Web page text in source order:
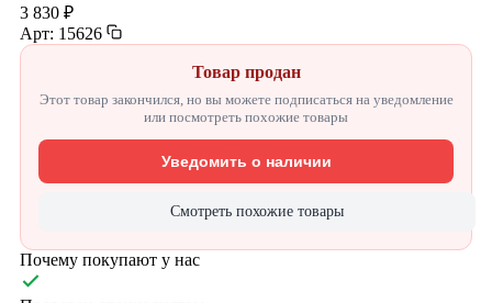
3 830 ₽
Арт: 15626
Товар продан
Этот товар закончился, но вы можете подписаться на уведомление
или посмотреть похожие товары
Уведомить о наличии
Смотреть похожие товары
Почему покупают у нас